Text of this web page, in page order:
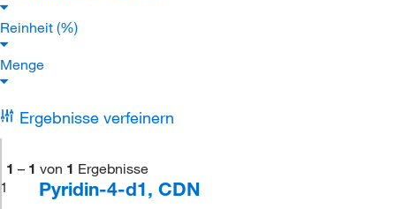
Reinheit (%)
Menge
Ergebnisse verfeinern
1 – 1 von 1 Ergebnisse
1
Pyridin-4-d1, CDN